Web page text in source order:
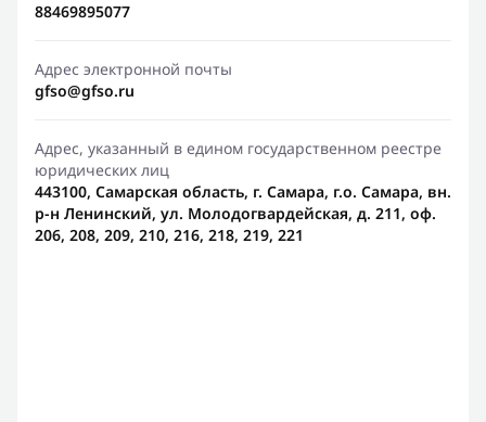
88469895077
Адрес электронной почты
gfso@gfso.ru
Адрес, указанный в едином государственном реестре
юридических лиц
443100, Самарская область, г. Самара, г.о. Самара, вн.
р-н Ленинский, ул. Молодогвардейская, д. 211, оф.
206, 208, 209, 210, 216, 218, 219, 221